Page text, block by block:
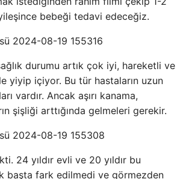
bebeği tedavi edeceğiz.
durumu artık çok iyi, hareketli ve
yiyip içiyor. Bu tür hastaların uzun
vardır. Ancak aşırı kanama,
şişliği arttığında gelmeleri gerekir.
24 yıldır evli ve 20 yıldır bu
başta fark edilmedi ve görmezden